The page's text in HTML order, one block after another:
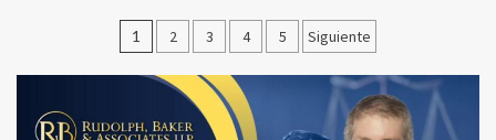
Paginación
de
entradas
1 2 3 4 5 Siguiente